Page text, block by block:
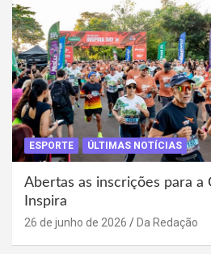
ESPORTE ÚLTIMAS NOTÍCIAS
Abertas as inscrições para a
Inspira
26 de junho de 2026 Da Redação